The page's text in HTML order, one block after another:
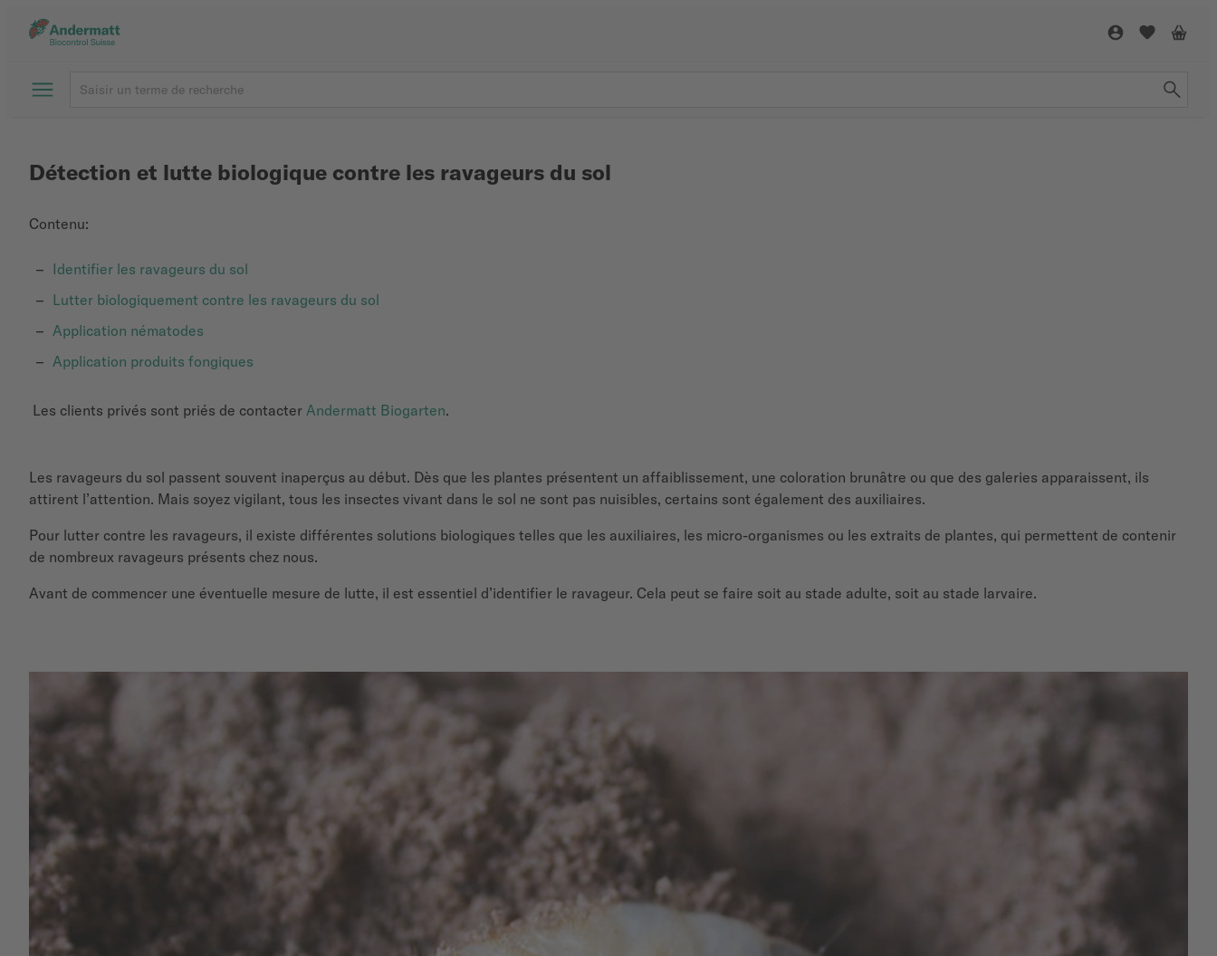
Détection et lutte biologique contre les ravageurs du sol
Contenu:
Identifier les ravageurs du sol
Lutter biologiquement contre les ravageurs du sol
Application nématodes
Application produits fongiques
Les clients privés sont priés de contacter Andermatt Biogarten.
Les ravageurs du sol passent souvent inaperçus au début. Dès que les plantes présentent un affaiblissement, une coloration brunâtre ou que des galeries apparaissent, ils
attirent l’attention. Mais soyez vigilant, tous les insectes vivant dans le sol ne sont pas nuisibles, certains sont également des auxiliaires.
Pour lutter contre les ravageurs, il existe différentes solutions biologiques telles que les auxiliaires, les micro-organismes ou les extraits de plantes, qui permettent de contenir
de nombreux ravageurs présents chez nous.
Avant de commencer une éventuelle mesure de lutte, il est essentiel d’identifier le ravageur. Cela peut se faire soit au stade adulte, soit au stade larvaire.